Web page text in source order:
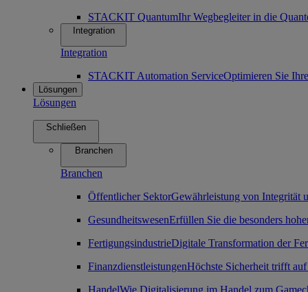
STACKIT QuantumIhr Wegbegleiter in die
Integration
Integration
STACKIT Automation ServiceOptimieren Sie
Lösungen
Lösungen
Schließen
Branchen
Branchen
Öffentlicher SektorGewährleistung von Integrität
GesundheitswesenErfüllen Sie die besonders
FertigungsindustrieDigitale Transformation der
FinanzdienstleistungenHöchste Sicherheit trifft
HandelWie Digitalisierung im Handel zum